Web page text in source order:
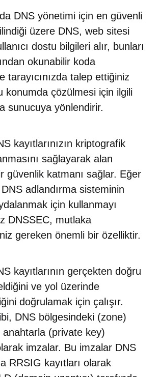
DNS yönetimi için en güvenli
üzere DNS, web sitesi
dostu bilgileri alır, bunları
okunabilir koda
tarayıcınızda talep ettiğiniz
konumda çözülmesi için ilgili
sunucuya yönlendirir.
kayıtlarınızın kriptografik
sağlayarak alan
güvenlik katmanı sağlar. Eğer
DNS adlandırma sisteminin
için kullanmayı
DNSSEC, mutlaka
gereken önemli bir özelliktir.
kayıtlarının gerçekten doğru
ve yol üzerinde
doğrulamak için çalışır.
DNS bölgesindeki (zone)
anahtarla (private key)
imzalar. Bu imzalar DNS
RRSIG kayıtları olarak